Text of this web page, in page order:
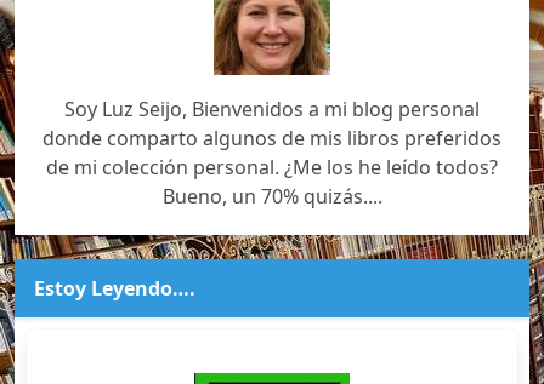
Soy Luz Seijo, Bienvenidos a mi blog personal
donde comparto algunos de mis libros preferidos
de mi colección personal. ¿Me los he leído todos?
Bueno, un 70% quizás....
Estoy Leyendo….